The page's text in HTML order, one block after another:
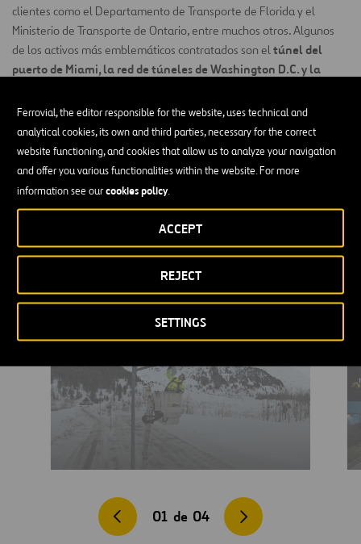
Ferrovial, the editor responsible for the website, uses technical and
analytical cookies, its own and third parties, necessary for the correct
website functioning, and cookies that allow us to analyze your navigation
and offer you various functionalities within the website. For more
information see ourcookies policy.
SETTINGS
REJECT
ACCEPT
clientes como el Departamento de Transporte de Florida y el
Ministerio de Transporte de Ontario, entre muchos otros. Algunos
de los activos más emblemáticos contratados son eltúnel del
puerto de Miami, la red de túneles de Washington D.C. y la
Los servicios prestados son muy variados, desde la inspección y el
mantenimiento de carreteras, túneles y puentes, tanto fijos como
móviles, hasta la respuesta a emergencias y la vialidad invernal. En
todas nuestras líneas de servicio, nuestros objetivos siguen siendo
los mismos: maximizar los ciclos de vida de los activos y garantizar
01 de 04